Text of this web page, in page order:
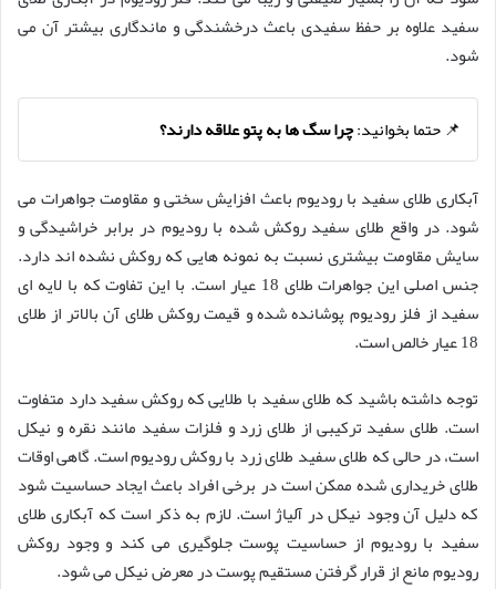
سفید علاوه بر حفظ سفیدی باعث درخشندگی و ماندگاری بیشتر آن می
شود.
📌 حتما بخوانید:چرا سگ ها به پتو علاقه دارند؟
آبکاری طلای سفید با رودیوم باعث افزایش سختی و مقاومت جواهرات می
شود. در واقع طلای سفید روکش شده با رودیوم در برابر خراشیدگی و
سایش مقاومت بیشتری نسبت به نمونه هایی که روکش نشده اند دارد.
جنس اصلی این جواهرات طلای 18 عیار است. با این تفاوت که با لایه ای
سفید از فلز رودیوم پوشانده شده و قیمت روکش طلای آن بالاتر از طلای
18 عیار خالص است.
توجه داشته باشید که طلای سفید با طلایی که روکش سفید دارد متفاوت
است. طلای سفید ترکیبی از طلای زرد و فلزات سفید مانند نقره و نیکل
است، در حالی که طلای سفید طلای زرد با روکش رودیوم است. گاهی اوقات
طلای خریداری شده ممکن است در برخی افراد باعث ایجاد حساسیت شود
که دلیل آن وجود نیکل در آلیاژ است. لازم به ذکر است که آبکاری طلای
سفید با رودیوم از حساسیت پوست جلوگیری می کند و وجود روکش
رودیوم مانع از قرار گرفتن مستقیم پوست در معرض نیکل می شود.